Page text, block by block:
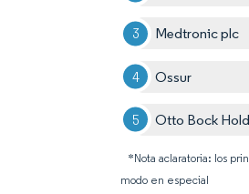
Medtronic plc
Ossur
Otto Bock
*Nota aclaratoria: los
modo en especial